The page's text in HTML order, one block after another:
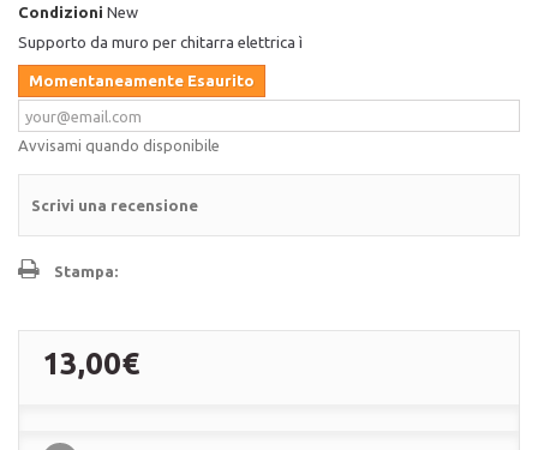
Condizioni New
Supporto da muro per chitarra elettrica ì
Momentaneamente Esaurito
Avvisami quando disponibile
Scrivi una recensione
Stampa:
13,00€